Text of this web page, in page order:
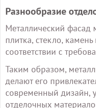
Разнообразие
Металлический фасад
плитка, стекло,
соответствии с
Таким образом,
делают его
современный дизайн,
отделочных